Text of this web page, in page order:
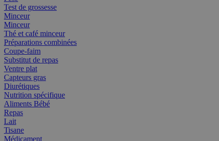
Test de grossesse
Minceur
Minceur
Thé et café minceur
Préparations combinées
Coupe-faim
Substitut de repas
Ventre plat
Capteurs gras
Diurétiques
Nutrition spécifique
Aliments Bébé
Repas
Lait
Tisane
Médicament